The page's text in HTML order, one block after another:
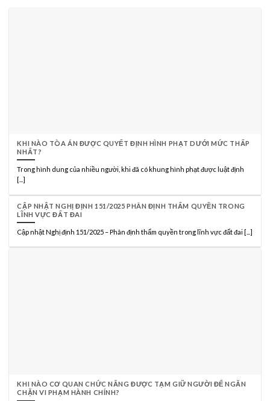
KHI NÀO TÒA ÁN ĐƯỢC QUYẾT ĐỊNH HÌNH PHẠT DƯỚI MỨC THẤP
NHẤT?
Trong hình dung của nhiều người, khi đã có khung hình phạt được luật định
[...]
CẬP NHẬT NGHỊ ĐỊNH 151/2025 PHÂN ĐỊNH THẨM QUYỀN TRONG
LĨNH VỰC ĐẤT ĐAI
Cập nhật Nghị định 151/2025 – Phân định thẩm quyền trong lĩnh vực đất đai [...]
KHI NÀO CƠ QUAN CHỨC NĂNG ĐƯỢC TẠM GIỮ NGƯỜI ĐỂ NGĂN
CHẶN VI PHẠM HÀNH CHÍNH?